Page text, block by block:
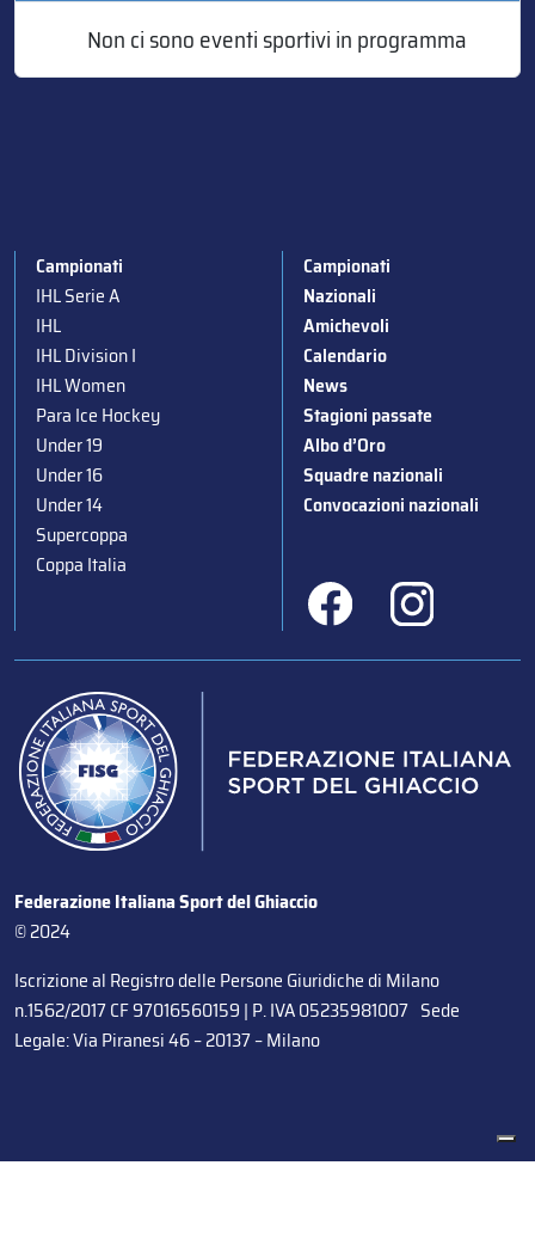
Non ci sono eventi sportivi in programma
Campionati
IHL Serie A
IHL
IHL Division I
IHL Women
Para Ice Hockey
Under 19
Under 16
Under 14
Supercoppa
Coppa Italia
Campionati
Nazionali
Amichevoli
Calendario
News
Stagioni passate
Albo d’Oro
Squadre nazionali
Convocazioni nazionali
Federazione Italiana Sport del Ghiaccio
© 2024
Iscrizione al Registro delle Persone Giuridiche di Milano
n.1562/2017 CF 97016560159 | P. IVA 05235981007 Sede
Legale: Via Piranesi 46 – 20137 – Milano